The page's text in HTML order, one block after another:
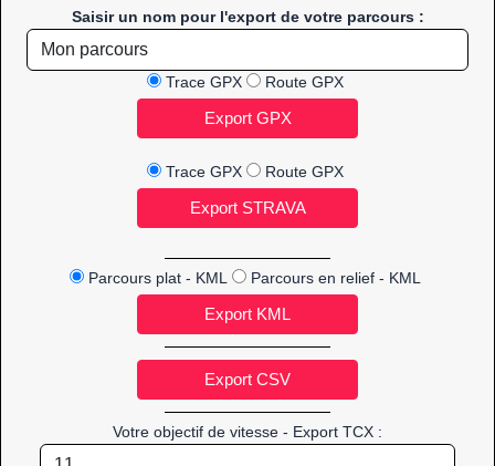
Saisir un nom pour l'export de votre parcours :
Trace GPX Route GPX
Trace GPX Route GPX
Parcours plat - KML Parcours en relief - KML
Votre objectif de vitesse - Export TCX :